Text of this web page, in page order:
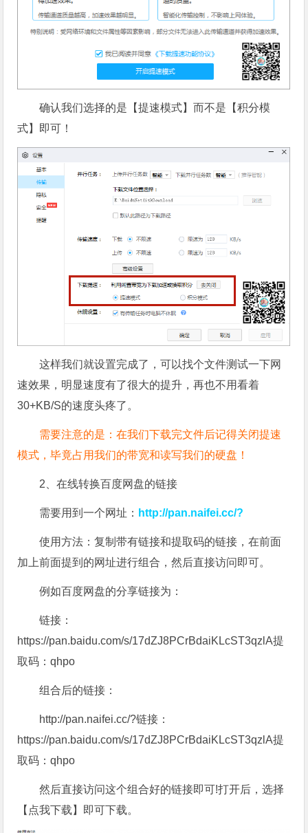
确认我们选择的是【提速模式】而不是【积分模
式】即可！
这样我们就设置完成了，可以找个文件测试一下网
速效果，明显速度有了很大的提升，再也不用看着
30+KB/S的速度头疼了。
需要注意的是：在我们下载完文件后记得关闭提速
模式，毕竟占用我们的带宽和读写我们的硬盘！
2、在线转换百度网盘的链接
需要用到一个网址： http://pan.naifei.cc/?
使用方法：复制带有链接和提取码的链接，在前面
加上前面提到的网址进行组合，然后直接访问即可。
例如百度网盘的分享链接为：
链接：
https://pan.baidu.com/s/17dZJ8PCrBdaiKLcST3qzlA提
取码：qhpo
组合后的链接：
http://pan.naifei.cc/?链接：
https://pan.baidu.com/s/17dZJ8PCrBdaiKLcST3qzlA提
取码：qhpo
然后直接访问这个组合好的链接即可!打开后，选择
【点我下载】即可下载。